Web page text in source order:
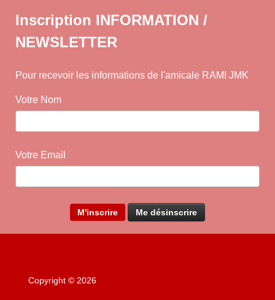
Inscription INFORMATION /
NEWSLETTER
Pour recevoir les informations de l'amicale RAMI JMK
Votre Nom
Votre Email
Copyright © 2026